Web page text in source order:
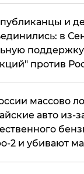
и
в
поддержку
против
массово
авто из-
2 и убивают